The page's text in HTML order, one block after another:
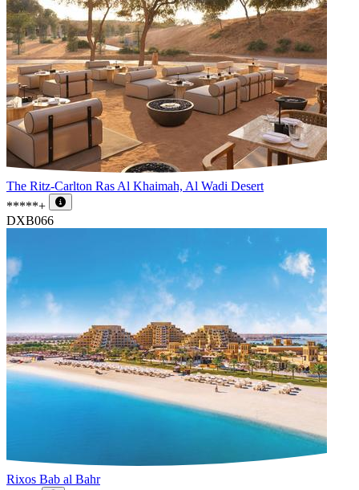
The Ritz-Carlton Ras Al Khaimah, Al Wadi Desert
*****+
DXB066
Rixos Bab al Bahr